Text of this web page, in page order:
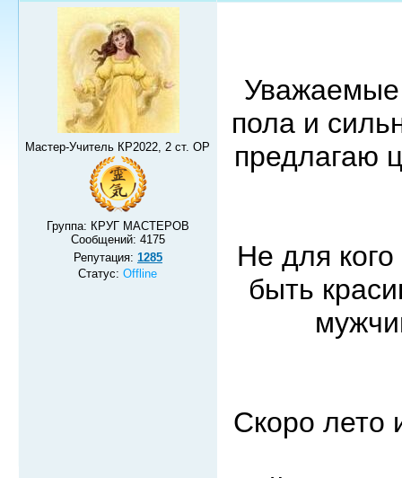
Мастер-Учитель КР2022, 2 ст. ОР
Группа: КРУГ МАСТЕРОВ
Сообщений: 4175
Репутация: 1285
Статус:Offline
Уважаемые
пола и
предлагаю
Не для
быть
Скоро лето